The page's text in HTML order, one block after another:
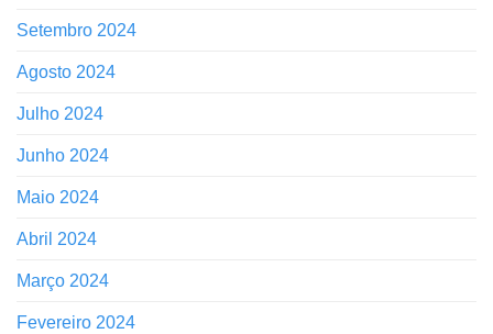
Setembro 2024
Agosto 2024
Julho 2024
Junho 2024
Maio 2024
Abril 2024
Março 2024
Fevereiro 2024